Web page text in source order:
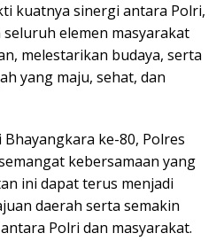
kuatnya sinergi antara Polri,
elemen masyarakat
melestarikan budaya, serta
yang maju, sehat, dan
ke-80, Polres
kebersamaan yang
ini dapat terus menjadi
daerah serta semakin
Polri dan masyarakat.